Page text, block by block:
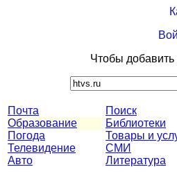
Чтобы добавить
Почта
Образование
Погода
Телевидение
Авто
Поиск
Библиотеки
Товары и
СМИ
Литература